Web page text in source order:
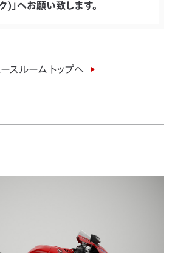
)」へお願い致します。
スルーム トップへ